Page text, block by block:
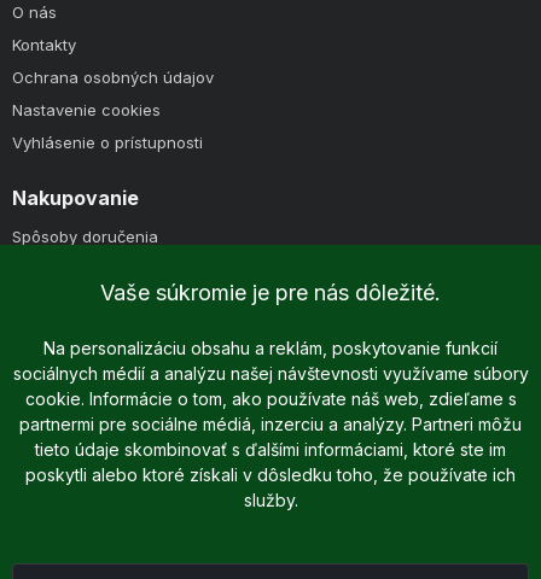
O nás
Kontakty
Ochrana osobných údajov
Nastavenie cookies
Vyhlásenie o prístupnosti
Nakupovanie
Spôsoby doručenia
Obchodné podmienky
Vaše súkromie je pre nás dôležité.
Na personalizáciu obsahu a reklám, poskytovanie funkcií
sociálnych médií a analýzu našej návštevnosti využívame súbory
cookie. Informácie o tom, ako používate náš web, zdieľame s
partnermi pre sociálne médiá, inzerciu a analýzy. Partneri môžu
tieto údaje skombinovať s ďalšími informáciami, ktoré ste im
poskytli alebo ktoré získali v dôsledku toho, že používate ich
služby.